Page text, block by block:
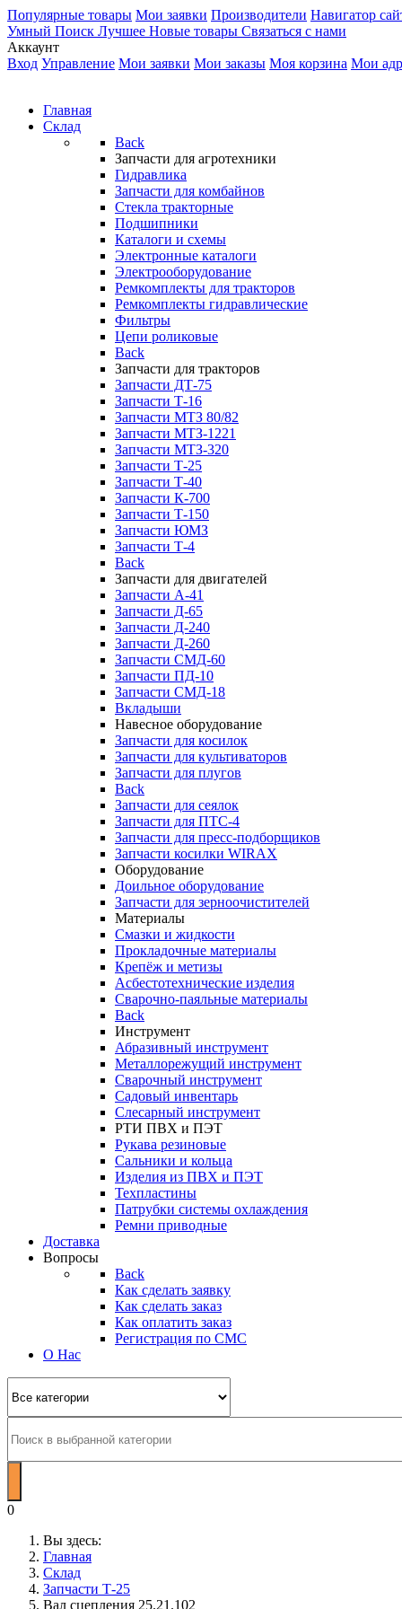
Популярные товары Мои заявки Производители Навигатор
Умный Поиск Лучшее Новые товары Связаться с нами
Аккаунт
Вход Управление Мои заявки Мои заказы Моя корзина Мои
Главная
Склад
Back
Запчасти для агротехники
Гидравлика
Запчасти для комбайнов
Стекла тракторные
Подшипники
Каталоги и схемы
Электронные каталоги
Электрооборудование
Ремкомплекты для тракторов
Ремкомплекты гидравлические
Фильтры
Цепи роликовые
Back
Запчасти для тракторов
Запчасти ДТ-75
Запчасти Т-16
Запчасти МТЗ 80/82
Запчасти МТЗ-1221
Запчасти МТЗ-320
Запчасти Т-25
Запчасти Т-40
Запчасти К-700
Запчасти Т-150
Запчасти ЮМЗ
Запчасти Т-4
Back
Запчасти для двигателей
Запчасти А-41
Запчасти Д-65
Запчасти Д-240
Запчасти Д-260
Запчасти СМД-60
Запчасти ПД-10
Запчасти СМД-18
Вкладыши
Навесное оборудование
Запчасти для косилок
Запчасти для культиваторов
Запчасти для плугов
Back
Запчасти для сеялок
Запчасти для ПТС-4
Запчасти для пресс-подборщиков
Запчасти косилки WIRAX
Оборудование
Доильное оборудование
Запчасти для зерноочистителей
Материалы
Смазки и жидкости
Прокладочные материалы
Крепёж и метизы
Асбестотехнические изделия
Сварочно-паяльные материалы
Back
Инструмент
Абразивный инструмент
Металлорежущий инструмент
Сварочный инструмент
Садовый инвентарь
Слесарный инструмент
РТИ ПВХ и ПЭТ
Рукава резиновые
Сальники и кольца
Изделия из ПВХ и ПЭТ
Техпластины
Патрубки системы охлаждения
Ремни приводные
Доставка
Вопросы
Back
Как сделать заявку
Как сделать заказ
Как оплатить заказ
Регистрация по СМС
О Нас
0
Вы здесь:
Главная
Склад
Запчасти Т-25
Вал сцепления 25.21.102